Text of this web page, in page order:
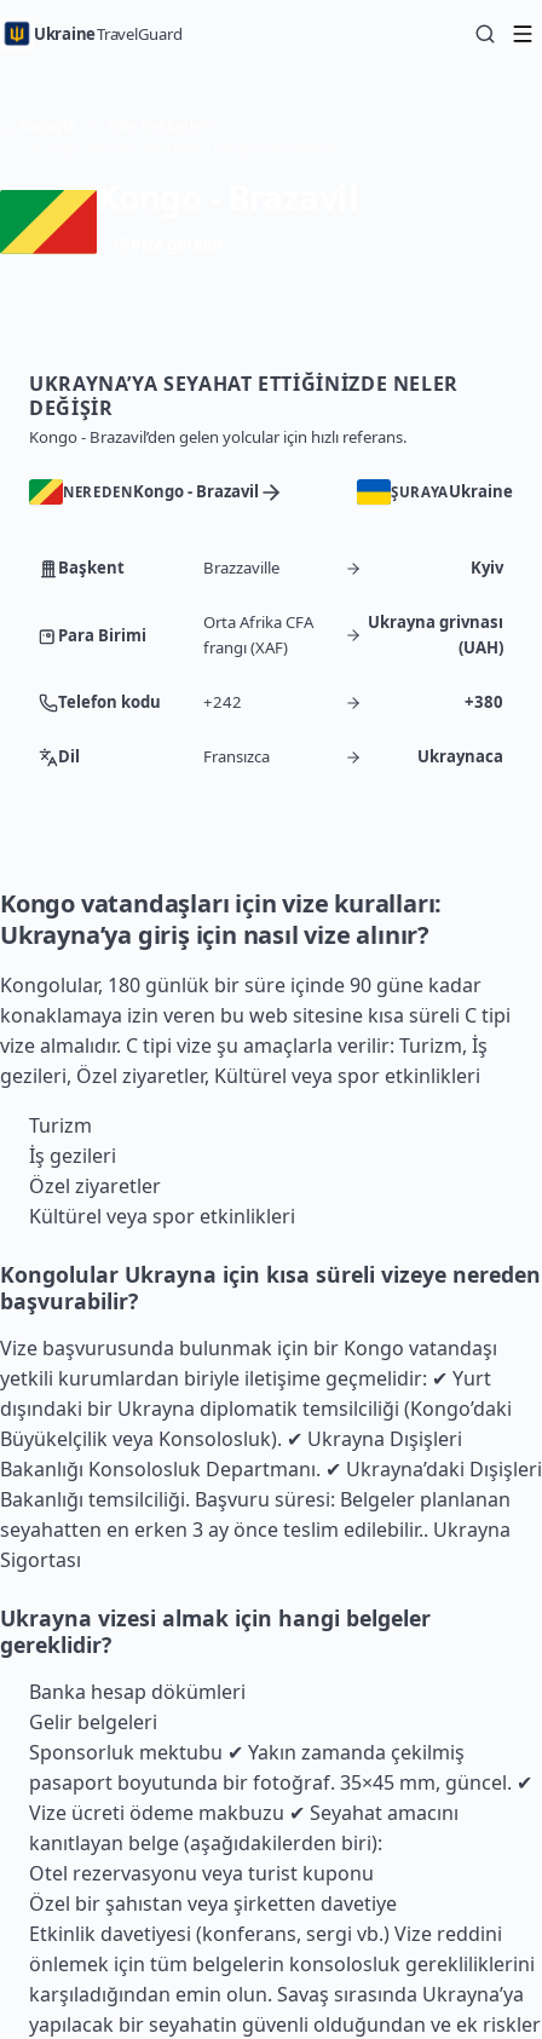
UkraineTravelGuard
UKRAYNA’YA SEYAHAT ETTIĞINIZDE NELER
DEĞIŞIR
Kongo - Brazavil’den gelen yolcular için hızlı referans.
NEREDENKongo - Brazavil ŞURAYAUkraine
Başkent Brazzaville Kyiv
Para Birimi
Orta Afrika CFA
frangı (XAF)
Ukrayna grivnası
(UAH)
Telefon kodu +242 +380
Dil Fransızca Ukraynaca
Kongo vatandaşları için vize kuralları:
Ukrayna’ya giriş için nasıl vize alınır?
Kongolular, 180 günlük bir süre içinde 90 güne kadar
konaklamaya izin veren bu web sitesine kısa süreli C tipi
vize almalıdır. C tipi vize şu amaçlarla verilir: Turizm, İş
gezileri, Özel ziyaretler, Kültürel veya spor etkinlikleri
Turizm
İş gezileri
Özel ziyaretler
Kültürel veya spor etkinlikleri
Kongolular Ukrayna için kısa süreli vizeye nereden
başvurabilir?
Vize başvurusunda bulunmak için bir Kongo vatandaşı
yetkili kurumlardan biriyle iletişime geçmelidir: ✔ Yurt
dışındaki bir Ukrayna diplomatik temsilciliği (Kongo’daki
Büyükelçilik veya Konsolosluk). ✔ Ukrayna Dışişleri
Bakanlığı Konsolosluk Departmanı. ✔ Ukrayna’daki Dışişleri
Bakanlığı temsilciliği. Başvuru süresi: Belgeler planlanan
seyahatten en erken 3 ay önce teslim edilebilir.. Ukrayna
Sigortası
Ukrayna vizesi almak için hangi belgeler
gereklidir?
Banka hesap dökümleri
Gelir belgeleri
Sponsorluk mektubu ✔ Yakın zamanda çekilmiş
pasaport boyutunda bir fotoğraf. 35×45 mm, güncel. ✔
Vize ücreti ödeme makbuzu ✔ Seyahat amacını
kanıtlayan belge (aşağıdakilerden biri):
Otel rezervasyonu veya turist kuponu
Özel bir şahıstan veya şirketten davetiye
Etkinlik davetiyesi (konferans, sergi vb.) Vize reddini
önlemek için tüm belgelerin konsolosluk gerekliliklerini
karşıladığından emin olun. Savaş sırasında Ukrayna’ya
yapılacak bir seyahatin güvenli olduğundan ve ek riskler